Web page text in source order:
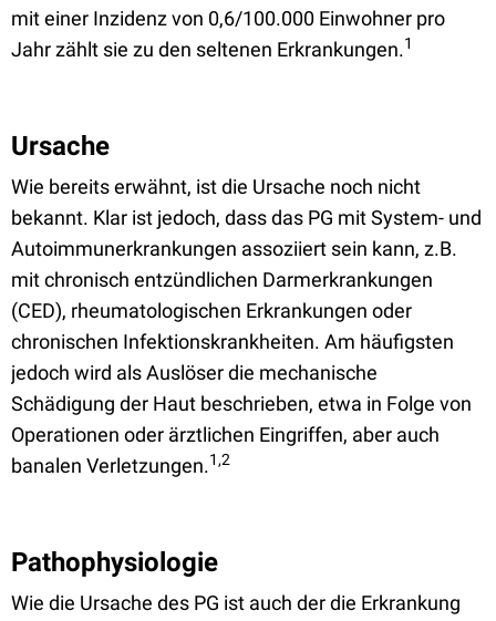
mit einer Inzidenz von 0,6/100.000 Einwohner pro
Jahr zählt sie zu den seltenen Erkrankungen.1
Ursache
Wie bereits erwähnt, ist die Ursache noch nicht
bekannt. Klar ist jedoch, dass das PG mit System- und
Autoimmunerkrankungen assoziiert sein kann, z.B.
mit chronisch entzündlichen Darmerkrankungen
(CED), rheumatologischen Erkrankungen oder
chronischen Infektionskrankheiten. Am häufigsten
jedoch wird als Auslöser die mechanische
Schädigung der Haut beschrieben, etwa in Folge von
Operationen oder ärztlichen Eingriffen, aber auch
banalen Verletzungen.1,2
Pathophysiologie
Wie die Ursache des PG ist auch der die Erkrankung